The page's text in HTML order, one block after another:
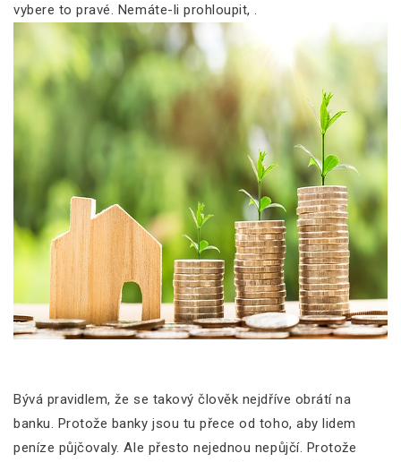
vybere to pravé. Nemáte-li prohloupit,.
Bývá pravidlem, že se takový člověk nejdříve obrátí na
banku. Protože banky jsou tu přece od toho, aby lidem
peníze půjčovaly. Ale přesto nejednou nepůjčí. Protože